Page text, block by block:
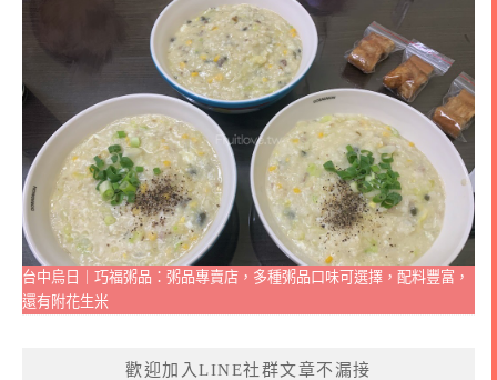
台中烏日｜巧福粥品：粥品專賣店，多種粥品口味可選擇，配料豐富，
還有附花生米
歡迎加入LINE社群文章不漏接